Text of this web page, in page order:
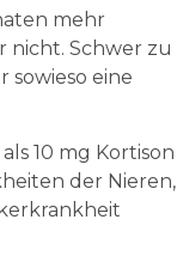
mehr
nicht. Schwer zu
sowieso eine
10 mg Kortison
der Nieren,